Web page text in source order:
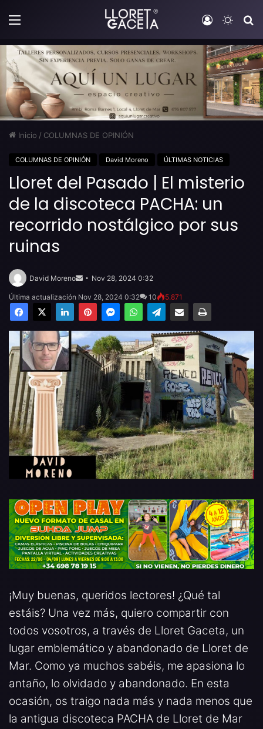
Menú Iniciar
Inicio / COLUMNAS DE OPINIÓN
COLUMNAS DE OPINIÓN David Moreno ÚLTIMAS NOTICIAS
Lloret del Pasado | El misterio
de la discoteca PACHA: un
recorrido nostálgico por sus
ruinas
David Moreno
email
Nov 28, 2024 0:32
Última actualización Nov 28, 2024 0:32 10 5.871
Facebook
X LinkedInPinterestMessengerWhatsAppTelegramCompartir por email Imprimir
¡Muy buenas, queridos lectores! ¿Qué tal
estáis? Una vez más, quiero compartir con
todos vosotros, a través de Lloret Gaceta, un
lugar emblemático y abandonado de Lloret de
Mar. Como ya muchos sabéis, me apasiona lo
antaño, lo olvidado y abandonado. En esta
ocasión, os traigo nada más y nada menos que
la antigua discoteca PACHA de Lloret de Mar